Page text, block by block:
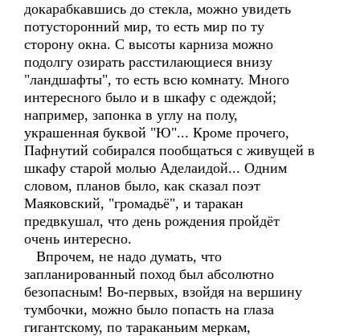
докарабкавшись до стекла, можно увидеть
потусторонний мир, то есть мир по ту
сторону окна. С высоты карниза можно
подолгу озирать расстилающиеся внизу
"ландшафты", то есть всю комнату. Много
интересного было и в шкафу с одеждой;
например, запонка в углу на полу,
украшенная буквой "Ю"... Кроме прочего,
Пафнутий собирался пообщаться с живущей в
шкафу старой молью Аделаидой... Одним
словом, планов было, как сказал поэт
Маяковский, "громадьё", и таракан
предвкушал, что день рождения пройдёт
очень интересно.
Впрочем, не надо думать, что
запланированный поход был абсолютно
безопасным! Во-первых, взойдя на вершину
тумбочки, можно было попасть на глаза
гигантскому, по тараканьим меркам,